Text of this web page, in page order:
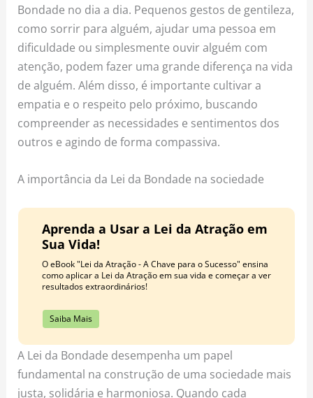
Bondade no dia a dia. Pequenos gestos de gentileza,
como sorrir para alguém, ajudar uma pessoa em
dificuldade ou simplesmente ouvir alguém com
atenção, podem fazer uma grande diferença na vida
de alguém. Além disso, é importante cultivar a
empatia e o respeito pelo próximo, buscando
compreender as necessidades e sentimentos dos
outros e agindo de forma compassiva.
A importância da Lei da Bondade na sociedade
Aprenda a Usar a Lei da Atração em
Sua Vida!
O eBook "Lei da Atração - A Chave para o Sucesso" ensina
como aplicar a Lei da Atração em sua vida e começar a ver
resultados extraordinários!
Saiba Mais
A Lei da Bondade desempenha um papel
fundamental na construção de uma sociedade mais
justa, solidária e harmoniosa. Quando cada